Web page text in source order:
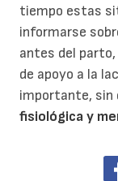
tiempo estas
informarse
antes del
de apoyo a la
importante, sin
fisiológica y